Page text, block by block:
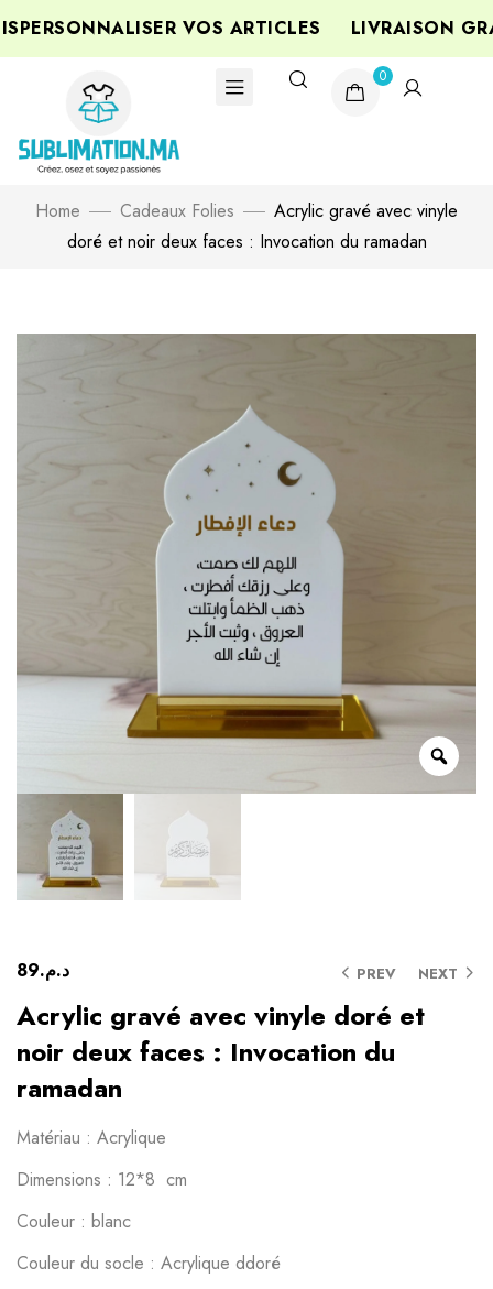
VOS ARTICLES LIVRAISON
0
Home Cadeaux Folies
Acrylic gravé avec vinyle
doré et noir deux faces : Invocation du ramadan
PREV NEXT د.م.89
Acrylic gravé avec vinyle doré et
noir deux faces : Invocation du
ramadan
Matériau : Acrylique
Dimensions : 12*8 cm
Couleur : blanc
Couleur du socle : Acrylique ddoré